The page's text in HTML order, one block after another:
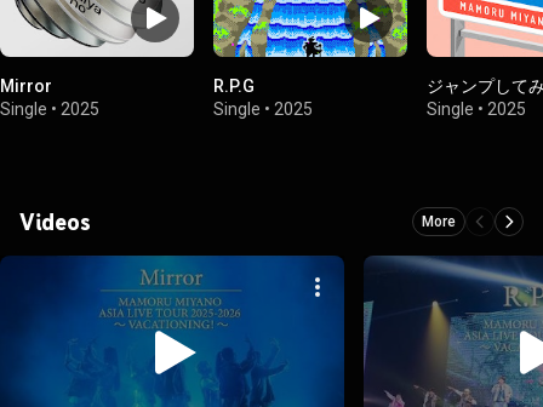
Mirror
Single • 2025
R.P.G
Single • 2025
ジャンプして
Single • 2025
Videos More